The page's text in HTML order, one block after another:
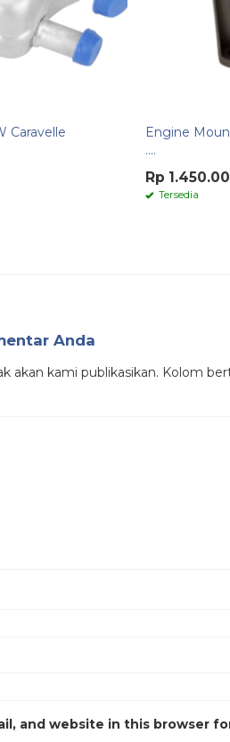
Caravelle
Engine
....
Rp
Tersedia
Anda
akan kami publikasikan. Kolom
and website in this browser